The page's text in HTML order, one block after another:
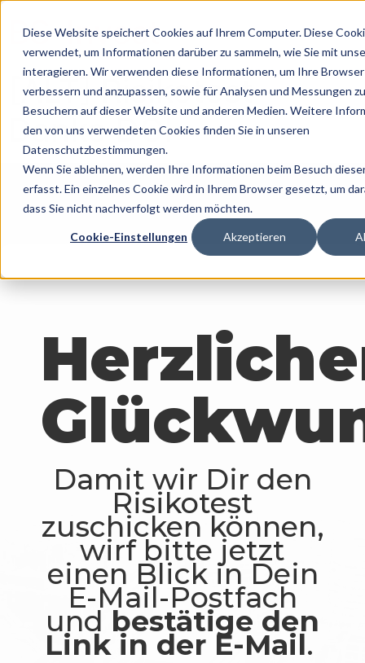
Diese Website speichert Cookies auf Ihrem Computer. Diese
verwendet, um Informationen darüber zu sammeln, wie Sie mit
interagieren. Wir verwenden diese Informationen, um Ihre
verbessern und anzupassen, sowie für Analysen und Messungen
Besuchern auf dieser Website und anderen Medien. Weitere
den von uns verwendeten Cookies finden Sie in unseren
Datenschutzbestimmungen.
Wenn Sie ablehnen, werden Ihre Informationen beim Besuch
erfasst. Ein einzelnes Cookie wird in Ihrem Browser gesetzt, um
dass Sie nicht nachverfolgt werden möchten.
Cookie-Einstellungen Akzeptieren
BS-Invest
[ALT] Risikotest
Danke DOI
Damit wir Dir den
Risikotest
zuschicken können,
wirf bitte jetzt
einen Blick in Dein
E-Mail-Postfach
und bestätige den
Link in der E-Mail.